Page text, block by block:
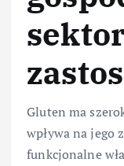
Gluten ma
wpływa na jego
funkcjonalne